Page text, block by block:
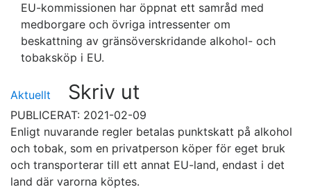
EU-kommissionen har öppnat ett samråd med
medborgare och övriga intressenter om
beskattning av gränsöverskridande alkohol- och
tobaksköp i EU.
Aktuellt Skriv ut
PUBLICERAT: 2021-02-09
Enligt nuvarande regler betalas punktskatt på alkohol
och tobak, som en privatperson köper för eget bruk
och transporterar till ett annat EU-land, endast i det
land där varorna köptes.